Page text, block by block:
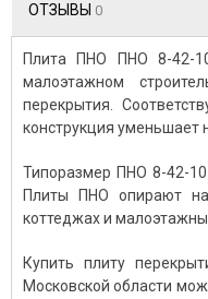
ОТЗЫВЫ 0
Плита ПНО ПНО 8-42-
малоэтажном
перекрытия.
конструкция уменьшает
Типоразмер ПНО 8-42-10
Плиты ПНО опирают
коттеджах и
Купить плиту
Московской области